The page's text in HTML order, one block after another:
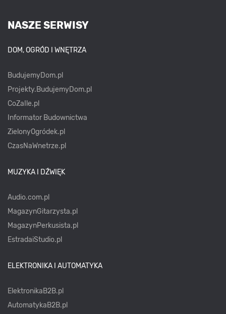
NASZE SERWISY
DOM, OGRÓD I WNĘTRZA
BudujemyDom.pl
Projekty.BudujemyDom.pl
CoZaIle.pl
Informator Budownictwa
ZielonyOgródek.pl
CzasNaWnetrze.pl
MUZYKA I DŹWIĘK
Audio.com.pl
MagazynGitarzysta.pl
MagazynPerkusista.pl
EstradaiStudio.pl
ELEKTRONIKA I AUTOMATYKA
ElektronikaB2B.pl
AutomatykaB2B.pl